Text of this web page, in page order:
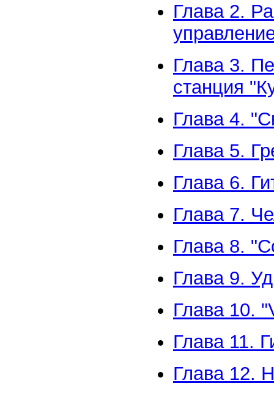
Глава 2.
Глава 3.
станция
Глава 4.
Глава 5.
Глава 6.
Глава 7.
Глава 8.
Глава 9.
Глава 10.
Глава 11.
Глава 12.